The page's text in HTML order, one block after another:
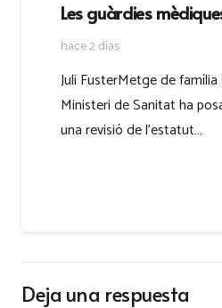
Les guàrdies
hace 2 días
Juli FusterMetge de
Ministeri de Sanitat ha
una revisió de l’estatut…
Deja una respuesta